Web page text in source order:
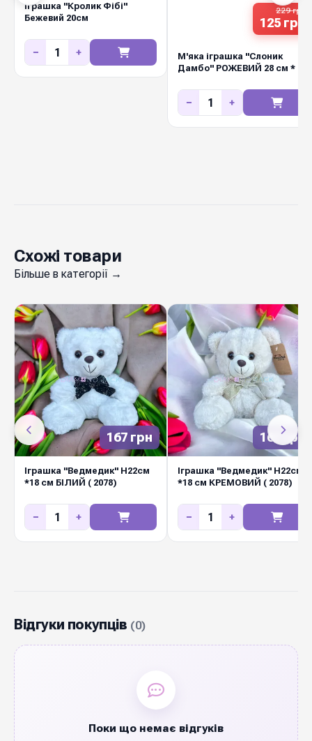
Іграшка "Кролик Фібі"
Бежевий 20см
− +
229 грн
125 грн
М'яка іграшка "Слоник
Дамбо" РОЖЕВИЙ 28 см * Н
− +
Схожі товари
Більше в категорії →
167 грн
Іграшка "Ведмедик" Н22см
*18 см БІЛИЙ ( 2078)
− +
167 грн
Іграшка "Ведмедик" Н22см
*18 см КРЕМОВИЙ ( 2078)
− +
Відгуки покупців (0)
Поки що немає відгуків